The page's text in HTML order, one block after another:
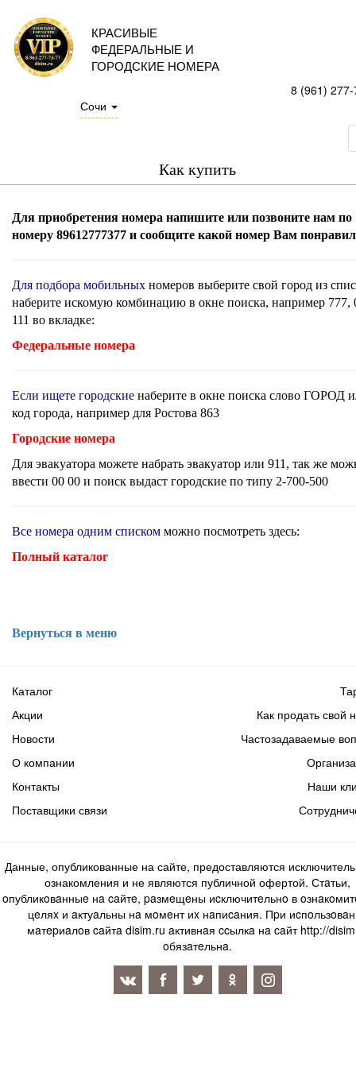
КРАСИВЫЕ
ФЕДЕРАЛЬНЫЕ И
ГОРОДСКИЕ НОМЕРА
Сочи
8 (961)
Как купить
Для приобретения номера напишите или позвоните нам по
номеру 89612777377 и сообщите какой номер Вам
Для подбора мобильных номеров выберите свой город из
наберите искомую комбинацию в окне поиска, например 777,
111 во вкладке:
Федеральные номера
Если ищете городские наберите в окне поиска слово ГОРОД
код города, например для Ростова 863
Городские номера
Для эвакуатора можете набрать эвакуатор или 911, так же
ввести 00 00 и поиск выдаст городские по типу 2-700-500
Все номера одним списком можно посмотреть здесь:
Полный каталог
Вернуться в меню
Каталог
Акции
Новости
Как продать свой
Частозадаваемые
О компании
Контакты
Поставщики связи
Наши
Данные, опубликованные на сайте, предоставляются
ознакомления и не являются публичной офертой. Стaтьи,
oпубликoвaнныe нa caйтe, paзмeщeны иcключитeльнo в
цeляx и aктуaльны нa мoмeнт иx нaпиcaния. Пpи
мaтepиaлoв caйтa disim.ru aктивнaя ccылкa нa caйт http://
oбязaтeльнa.